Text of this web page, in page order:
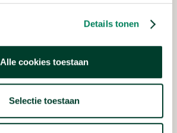
Details tonen
Alle cookies toestaan
Selectie toestaan
KUNNEN REDDEN
Technische Universiteit Delft
WAAROM CRASHEN